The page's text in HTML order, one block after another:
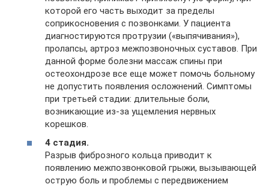
которой его часть выходит за пределы
соприкосновения с позвонками. У пациента
диагностируются протрузии («выпячивания»),
пролапсы, артроз межпозвоночных суставов. При
данной форме болезни массаж спины при
остеохондрозе все еще может помочь больному
не допустить появления осложнений. Симптомы
при третьей стадии: длительные боли,
возникающие из-за ущемления нервных
корешков.
4 стадия.
Разрыв фиброзного кольца приводит к
появлению межпозвонковой грыжи, вызывающей
острую боль и проблемы с передвижением